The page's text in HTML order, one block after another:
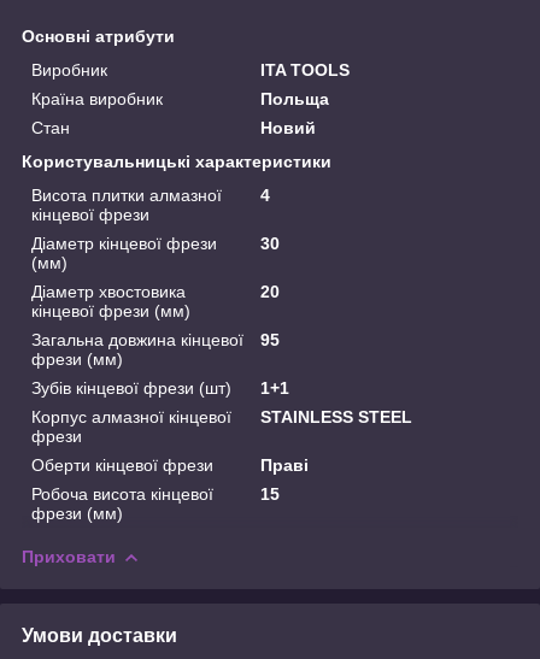
Основні атрибути
Виробник
ITA TOOLS
Країна виробник
Польща
Стан
Новий
Користувальницькі характеристики
Висота плитки алмазної
кінцевої фрези
4
Діаметр кінцевої фрези
(мм)
30
Діаметр хвостовика
кінцевої фрези (мм)
20
Загальна довжина кінцевої
фрези (мм)
95
Зубів кінцевої фрези (шт)
1+1
Корпус алмазної кінцевої
фрези
STAINLESS STEEL
Оберти кінцевої фрези
Праві
Робоча висота кінцевої
фрези (мм)
15
Приховати
Умови доставки